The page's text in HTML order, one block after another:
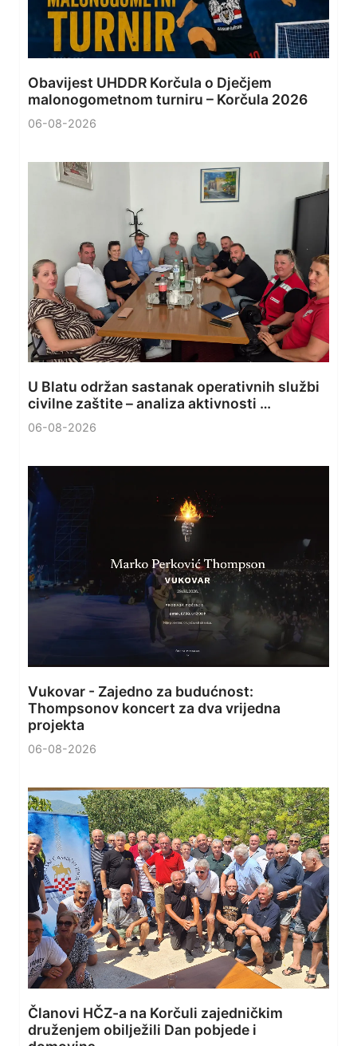
Obavijest UHDDR Korčula o Dječjem
malonogometnom turniru – Korčula 2026
06-08-2026
U Blatu održan sastanak operativnih službi
civilne zaštite – analiza aktivnosti …
06-08-2026
Vukovar - Zajedno za budućnost:
Thompsonov koncert za dva vrijedna
projekta
06-08-2026
Članovi HČZ-a na Korčuli zajedničkim
druženjem obilježili Dan pobjede i